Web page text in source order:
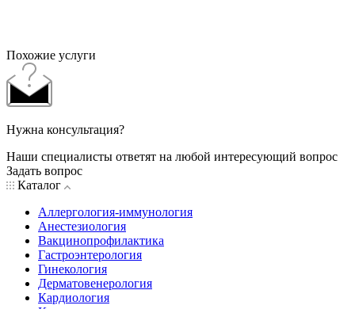
Похожие услуги
Нужна консультация?
Наши специалисты ответят на любой интересующий вопрос
Задать вопрос
Каталог
Аллергология-иммунология
Анестезиология
Вакцинопрофилактика
Гастроэнтерология
Гинекология
Дерматовенерология
Кардиология